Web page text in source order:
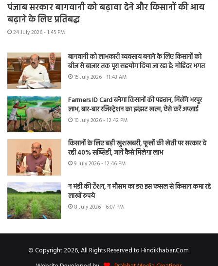
पंजाब सरकार बागवानी को बढ़ावा देने और किसानों की आय
बढ़ाने के लिए प्रतिबद्ध
24 July 2026 - 1:45 PM
बागवानी को लाभकारी व्यवसाय बनाने के लिए किसानों को
बीज से बाजार तक पूरा सहयोग दिया जा रहा है: मोहिंदर भगत
15 July 2026 - 11:43 AM
Farmers ID Card बनेगा किसानों की पहचान, मिलेंगे भरपूर
लाभ, बार-बार रजिस्ट्रेशन का झंझट खत्म, ऐसे करें अप्लाई
10 July 2026 - 12:42 PM
किसानों के लिए बड़ी खुशखबरी, फूलों की खेती पर सरकार दे
रही 40% सब्सिडी, जानें कैसे मिलेगा लाभ
9 July 2026 - 12:46 PM
न मंडी की टेंशन, न मौसम का डर! इस फसल से किसान कमा रहे
लाखों रुपये
8 July 2026 - 6:07 PM
© Copyright 2026, All Rights Reserved to HindiKhabar.Com